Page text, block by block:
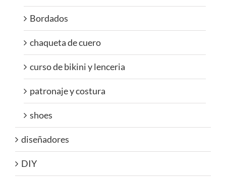
Bordados
chaqueta de cuero
curso de bikini y lenceria
patronaje y costura
shoes
diseñadores
DIY